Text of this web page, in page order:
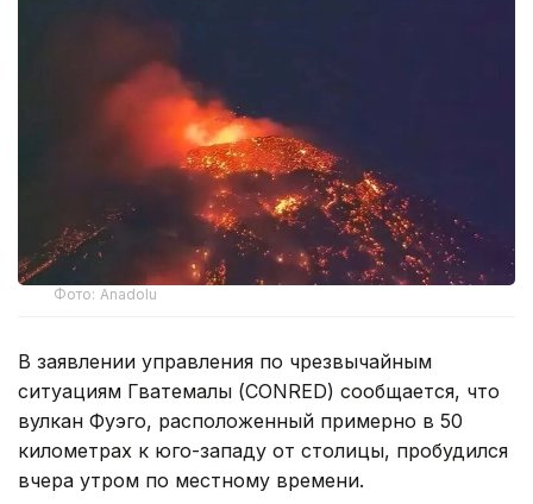
Фото: Anadolu
В заявлении управления по чрезвычайным
ситуациям Гватемалы (CONRED) сообщается, что
вулкан Фуэго, расположенный примерно в 50
километрах к юго-западу от столицы, пробудился
вчера утром по местному времени.